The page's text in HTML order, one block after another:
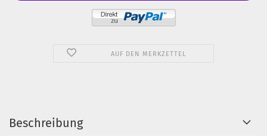
AUF DEN MERKZETTEL
Beschreibung